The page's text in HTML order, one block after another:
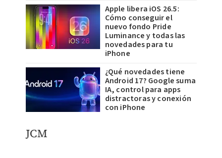
Apple libera iOS 26.5:
Cómo conseguir el
nuevo fondo Pride
Luminance y todas las
novedades para tu
iPhone
¿Qué novedades tiene
Android 17? Google suma
IA, control para apps
distractoras y conexión
con iPhone
JCM